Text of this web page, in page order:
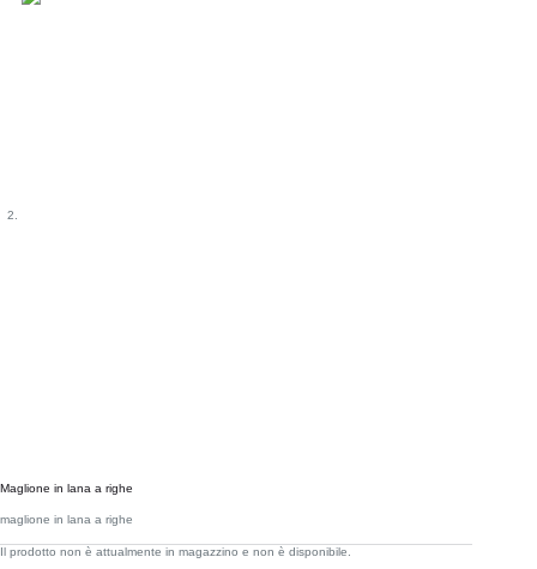
Maglione in lana a righe
maglione in lana a righe
Il prodotto non è attualmente in magazzino e non è disponibile.